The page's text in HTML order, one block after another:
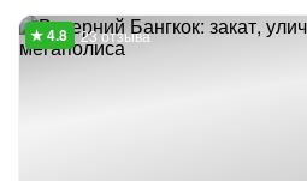
23 отзыва